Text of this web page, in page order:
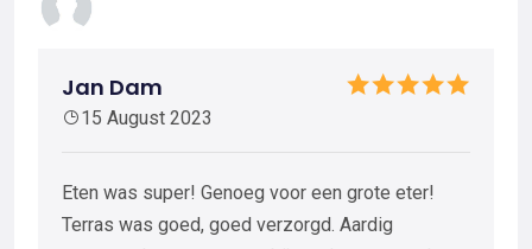
Jan Dam
15 August 2023
Eten was super! Genoeg voor een grote eter!
Terras was goed, goed verzorgd. Aardig